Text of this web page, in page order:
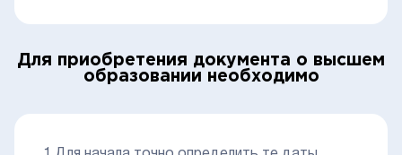
Для приобретения документа о высшем
образовании необходимо